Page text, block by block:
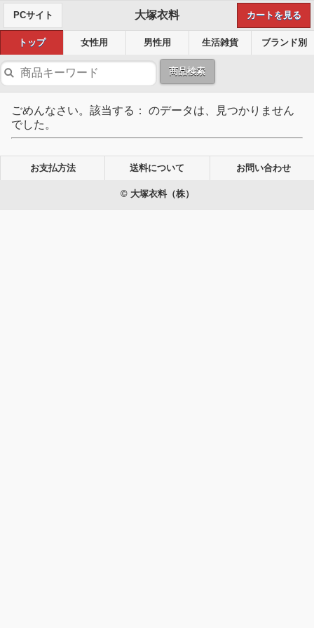
PCサイト 大塚衣料 カートを見る
トップ 女性用 男性用 生活雑貨 ブランド別
商品検索
ごめんなさい。該当する： のデータは、見つかりません
でした。
お支払方法 送料について お問い合わせ
© 大塚衣料（株）